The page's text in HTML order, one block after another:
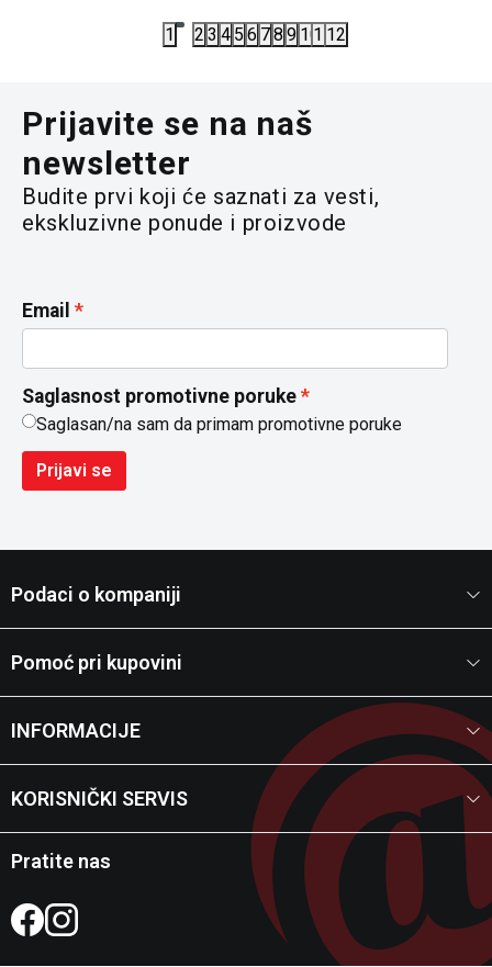
1 2 3 4 5 6 78 9 101112
Prijavite se na naš
newsletter
Budite prvi koji će saznati za vesti,
ekskluzivne ponude i proizvode
Email
Saglasnost promotivne poruke
Saglasan/na sam da primam promotivne poruke
Prijavi se
Podaci o kompaniji
Pomoć pri kupovini
INFORMACIJE
KORISNIČKI SERVIS
Pratite nas